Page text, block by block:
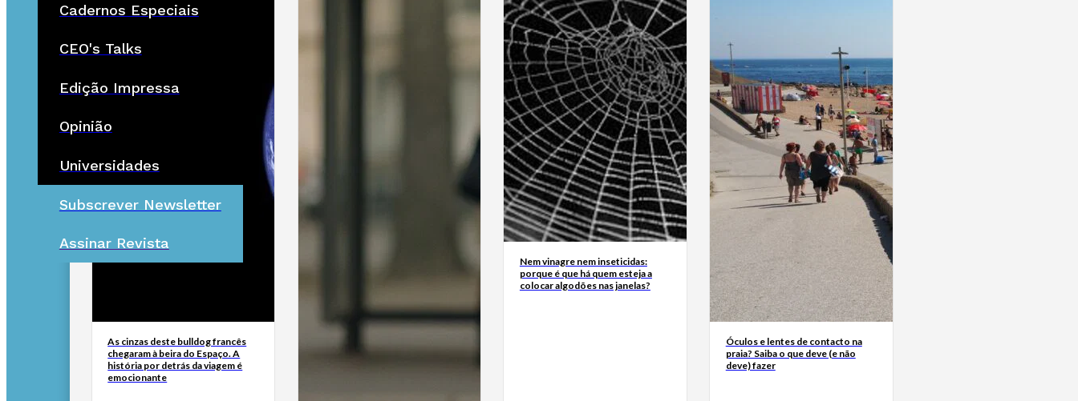
Cadernos Especiais
CEO's Talks
Edição Impressa
Opinião
Universidades
Subscrever Newsletter
Assinar Revista
As cinzas deste bulldog francês
chegaram à beira do Espaço. A
história por detrás da viagem é
emocionante
Nem vinagre nem inseticidas:
porque é que há quem esteja a
colocar algodões nas janelas?
Óculos e lentes de contacto na
praia? Saiba o que deve (e não
deve) fazer